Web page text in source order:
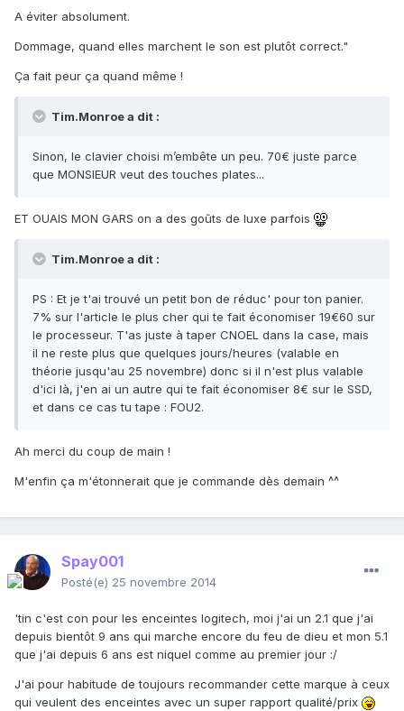
A éviter absolument.
Dommage, quand elles marchent le son est plutôt correct."
Ça fait peur ça quand même !
Tim.Monroe a dit :
Sinon, le clavier choisi m’embête un peu. 70€ juste parce
que MONSIEUR veut des touches plates...
ET OUAIS MON GARS on a des goûts de luxe parfois
Tim.Monroe a dit :
PS : Et je t'ai trouvé un petit bon de réduc' pour ton panier.
7% sur l'article le plus cher qui te fait économiser 19€60 sur
le processeur. T'as juste à taper CNOEL dans la case, mais
il ne reste plus que quelques jours/heures (valable en
théorie jusqu'au 25 novembre) donc si il n'est plus valable
d'ici là, j'en ai un autre qui te fait économiser 8€ sur le SSD,
et dans ce cas tu tape : FOU2.
Ah merci du coup de main !
M'enfin ça m'étonnerait que je commande dès demain ^^
Spay001
Posté(e) 25 novembre 2014
'tin c'est con pour les enceintes logitech, moi j'ai un 2.1 que j'ai
depuis bientôt 9 ans qui marche encore du feu de dieu et mon 5.1
que j'ai depuis 6 ans est niquel comme au premier jour :/
J'ai pour habitude de toujours recommander cette marque à ceux
qui veulent des enceintes avec un super rapport qualité/prix